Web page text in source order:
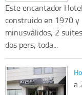
Este encantador
construido en 1970 y
minusválidos, 2
dos pers, toda...
a